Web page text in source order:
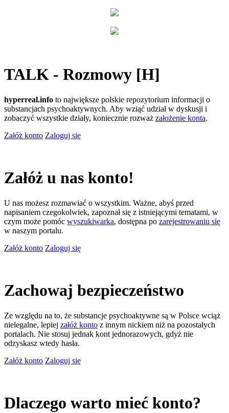
TALK - Rozmowy [H]
hyperreal.info to największe polskie repozytorium informacji o
substancjach psychoaktywnych. Aby wziąć udział w dyskusji i
zobaczyć wszystkie działy, koniecznie rozważ założenie konta.
Załóż konto Zaloguj się
Załóż u nas konto!
U nas możesz rozmawiać o wszystkim. Ważne, abyś przed
napisaniem czegokolwiek, zapoznał się z istniejącymi tematami, w
czym może pomóc wyszukiwarka, dostępna po zarejestrowaniu się
w naszym portalu.
Załóż konto Zaloguj się
Zachowaj bezpieczeństwo
Ze względu na to, że substancje psychoaktywne są w Polsce wciąż
nielegalne, lepiej załóż konto z innym nickiem niż na pozostałych
portalach. Nie stosuj jednak kont jednorazowych, gdyż nie
odzyskasz wtedy hasła.
Załóż konto Zaloguj się
Dlaczego warto mieć konto?